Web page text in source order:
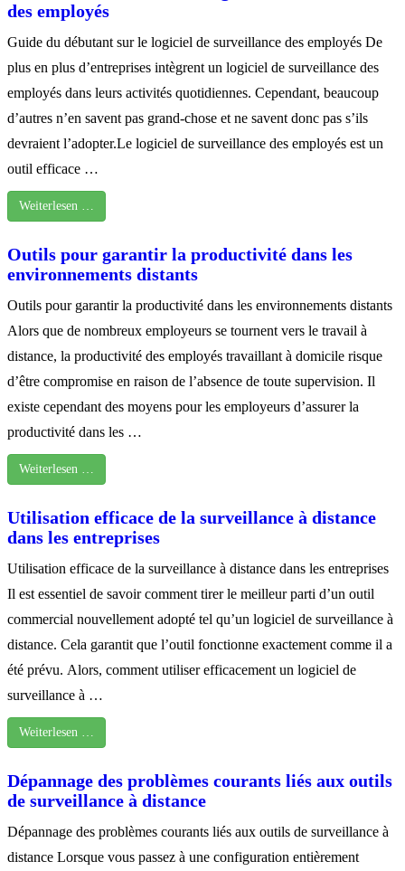
des employés
Guide du débutant sur le logiciel de surveillance des employés De
plus en plus d’entreprises intègrent un logiciel de surveillance des
employés dans leurs activités quotidiennes. Cependant, beaucoup
d’autres n’en savent pas grand-chose et ne savent donc pas s’ils
devraient l’adopter.Le logiciel de surveillance des employés est un
outil efficace …
Weiterlesen …
Outils pour garantir la productivité dans les
environnements distants
Outils pour garantir la productivité dans les environnements distants
Alors que de nombreux employeurs se tournent vers le travail à
distance, la productivité des employés travaillant à domicile risque
d’être compromise en raison de l’absence de toute supervision. Il
existe cependant des moyens pour les employeurs d’assurer la
productivité dans les …
Weiterlesen …
Utilisation efficace de la surveillance à distance
dans les entreprises
Utilisation efficace de la surveillance à distance dans les entreprises
Il est essentiel de savoir comment tirer le meilleur parti d’un outil
commercial nouvellement adopté tel qu’un logiciel de surveillance à
distance. Cela garantit que l’outil fonctionne exactement comme il a
été prévu. Alors, comment utiliser efficacement un logiciel de
surveillance à …
Weiterlesen …
Dépannage des problèmes courants liés aux outils
de surveillance à distance
Dépannage des problèmes courants liés aux outils de surveillance à
distance Lorsque vous passez à une configuration entièrement